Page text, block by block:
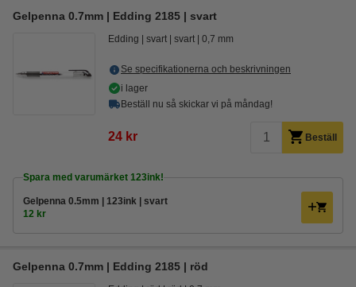
Gelpenna 0.7mm | Edding 2185 | svart
Edding svart svart 0,7 mm
Se specifikationerna och beskrivningen
i lager
Beställ nu så skickar vi på måndag!
24 kr Beställ
Spara med varumärket 123ink!
Gelpenna 0.5mm | 123ink | svart
12 kr
Gelpenna 0.7mm | Edding 2185 | röd